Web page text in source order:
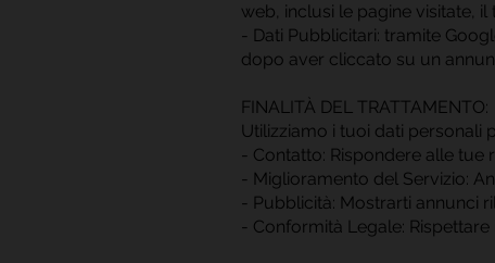
web, inclusi le pagine visitate,
- Dati Pubblicitari: tramite
dopo aver cliccato su un
FINALITÀ DEL TRATTAMENTO:
Utilizziamo i tuoi dati personali
- Contatto: Rispondere alle tue
- Miglioramento del Servizio:
- Pubblicità: Mostrarti annunci
- Conformità Legale: